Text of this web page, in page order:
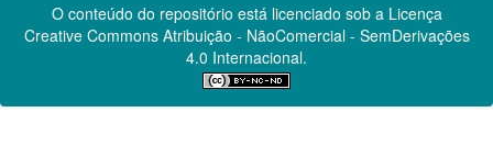
O conteúdo do repositório está licenciado sob a Licença
Creative CommonsAtribuição - NãoComercial - SemDerivações
4.0 Internacional.